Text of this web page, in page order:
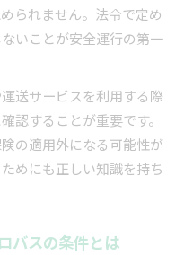
られません。法令で定め
いことが安全運行の第一
送サービスを利用する際
認することが重要です。
の適用外になる可能性が
めにも正しい知識を持ち
バスの条件とは